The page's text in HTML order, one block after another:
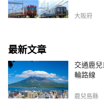
大阪府
最新文章
交通鹿
輪路線
鹿兒島縣